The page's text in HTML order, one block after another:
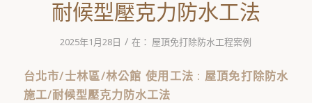
耐候型壓克力防水工法
2025年1月28日 / 在： 屋頂免打除防水工程案例
台北市/士林區/林公館 使用工法 : 屋頂免打除防水
施工/耐候型壓克力防水工法